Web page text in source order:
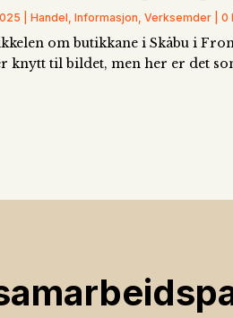
| Handel, Informasjon, Verksemder | 0
om butikkane i Skåbu i
knytt til bildet, men her er det